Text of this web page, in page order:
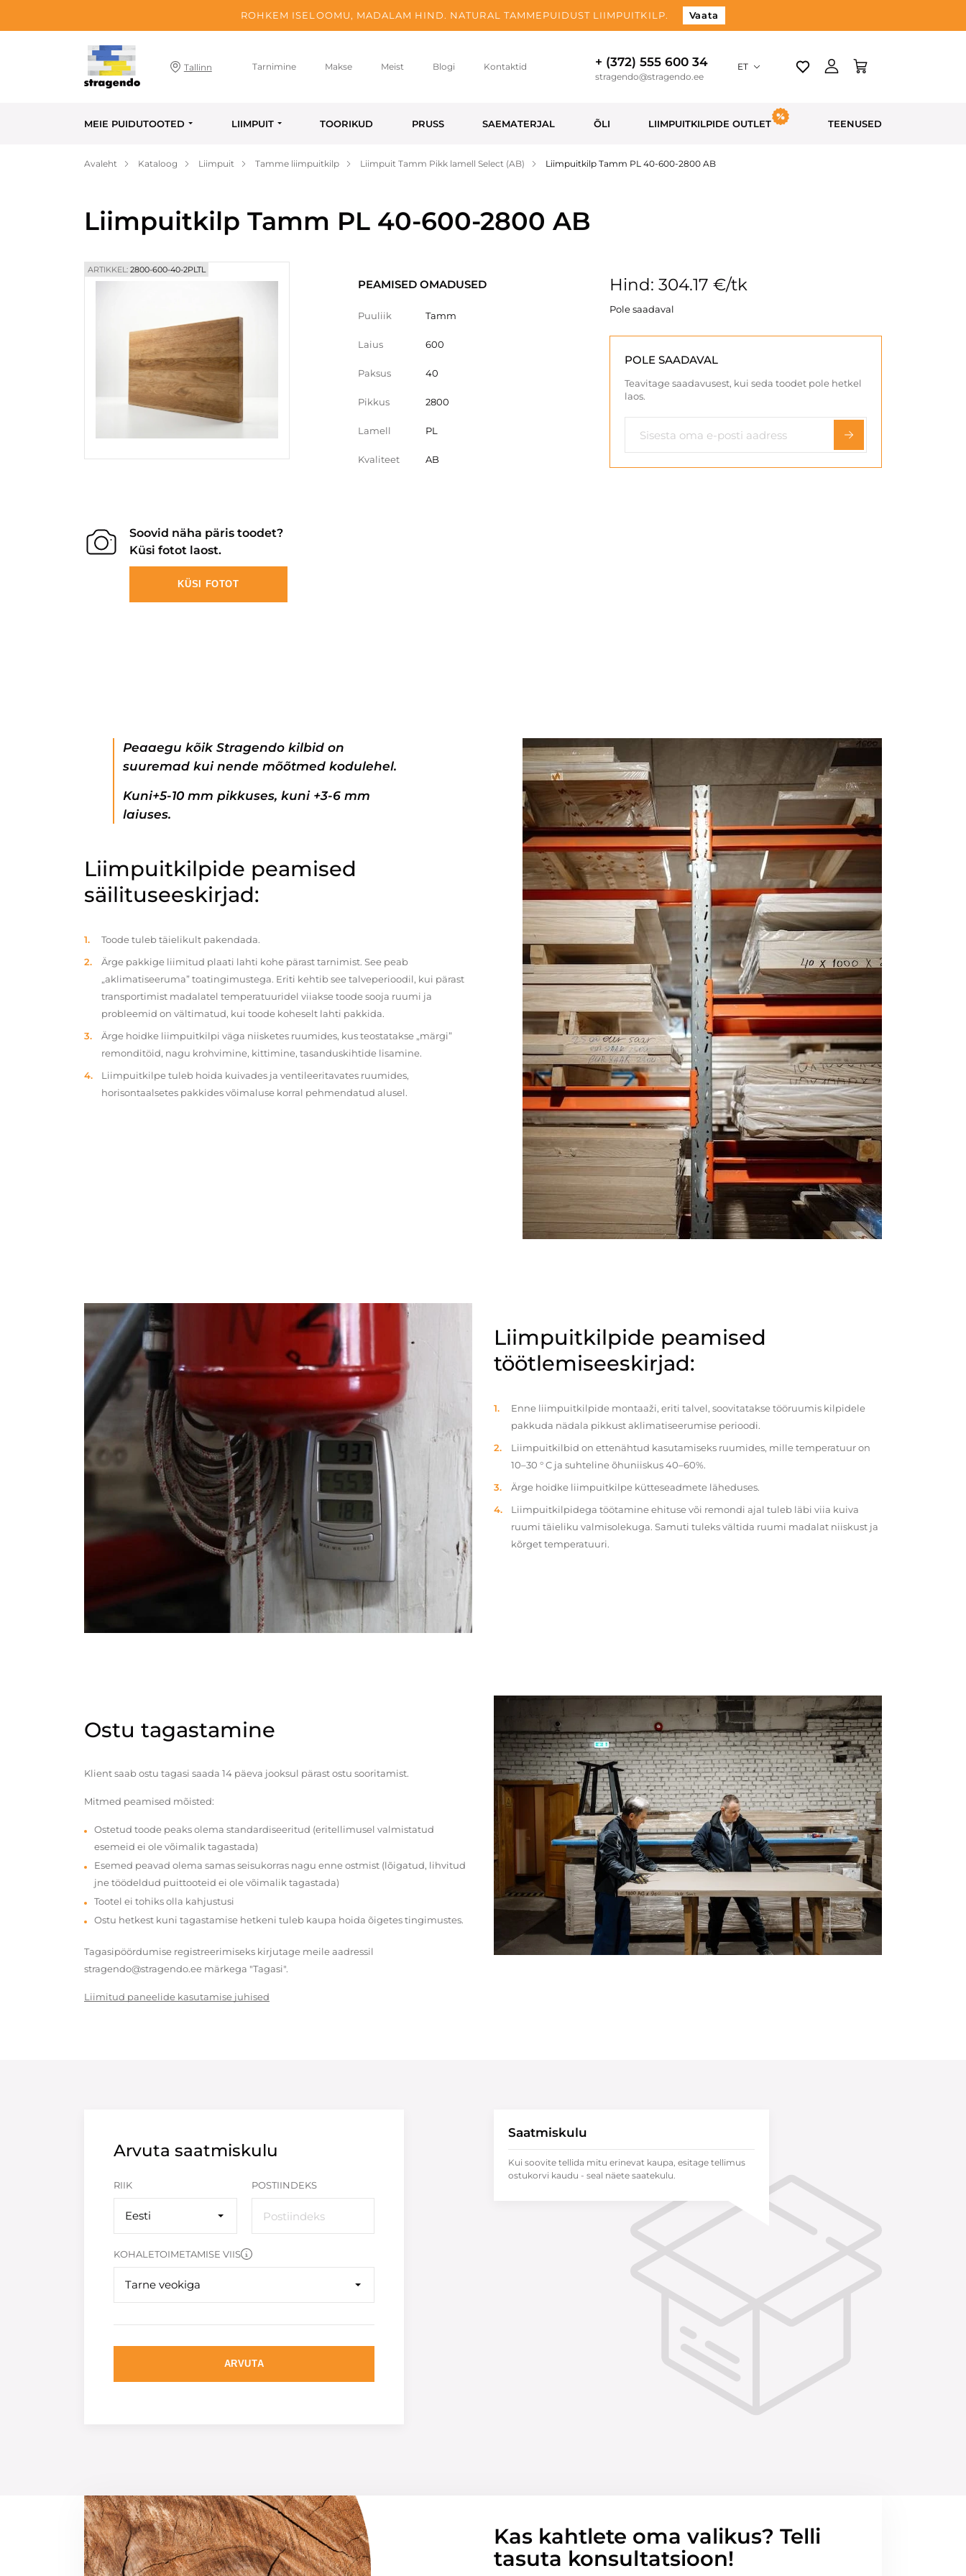
ROHKEM ISELOOMU, MADALAM HIND. NATURAL TAMMEPUIDUST LIIMPUITKILP. Vaata
Tallinn Tarnimine Makse Meist Blogi Kontaktid + (372) 555 600 34
stragendo@stragendo.ee
ET
MEIE PUIDUTOOTED LIIMPUIT TOORIKUD PRUSS SAEMATERJAL ÕLI LIIMPUITKILPIDE OUTLET TEENUSED
Avaleht Kataloog Liimpuit Tamme liimpuitkilp Liimpuit Tamm Pikk lamell Select (AB) Liimpuitkilp Tamm PL 40-600-2800 AB
Liimpuitkilp Tamm PL 40-600-2800 AB
ARTIKKEL: 2800-600-40-2PLTL
PEAMISED OMADUSED
Puuliik Tamm
Laius 600
Paksus 40
Pikkus 2800
Lamell PL
Kvaliteet AB
Hind: 304.17 €/tk
Pole saadaval
POLE SAADAVAL
Teavitage saadavusest, kui seda toodet pole hetkel
laos.
Soovid näha päris toodet?
Küsi fotot laost.
KÜSI FOTOT
Peaaegu kõik Stragendo kilbid on
suuremad kui nende mõõtmed kodulehel.
Kuni+5-10 mm pikkuses, kuni +3-6 mm
laiuses.
Liimpuitkilpide peamised
säilituseeskirjad:
Toode tuleb täielikult pakendada.
Ärge pakkige liimitud plaati lahti kohe pärast tarnimist. See peab
„aklimatiseeruma” toatingimustega. Eriti kehtib see talveperioodil, kui pärast
transportimist madalatel temperatuuridel viiakse toode sooja ruumi ja
probleemid on vältimatud, kui toode koheselt lahti pakkida.
Ärge hoidke liimpuitkilpi väga niisketes ruumides, kus teostatakse „märgi”
remonditöid, nagu krohvimine, kittimine, tasanduskihtide lisamine.
Liimpuitkilpe tuleb hoida kuivades ja ventileeritavates ruumides,
horisontaalsetes pakkides võimaluse korral pehmendatud alusel.
Liimpuitkilpide peamised
töötlemiseeskirjad:
Enne liimpuitkilpide montaaži, eriti talvel, soovitatakse tööruumis kilpidele
pakkuda nädala pikkust aklimatiseerumise perioodi.
Liimpuitkilbid on ettenähtud kasutamiseks ruumides, mille temperatuur on
10–30 ° C ja suhteline õhuniiskus 40–60%.
Ärge hoidke liimpuitkilpe kütteseadmete läheduses.
Liimpuitkilpidega töötamine ehituse või remondi ajal tuleb läbi viia kuiva
ruumi täieliku valmisolekuga. Samuti tuleks vältida ruumi madalat niiskust ja
kõrget temperatuuri.
Ostu tagastamine
Klient saab ostu tagasi saada 14 päeva jooksul pärast ostu sooritamist.
Mitmed peamised mõisted:
Ostetud toode peaks olema standardiseeritud (eritellimusel valmistatud
esemeid ei ole võimalik tagastada)
Esemed peavad olema samas seisukorras nagu enne ostmist (lõigatud, lihvitud
jne töödeldud puittooteid ei ole võimalik tagastada)
Tootel ei tohiks olla kahjustusi
Ostu hetkest kuni tagastamise hetkeni tuleb kaupa hoida õigetes tingimustes.
Tagasipöördumise registreerimiseks kirjutage meile aadressil
stragendo@stragendo.ee märkega "Tagasi".
Liimitud paneelide kasutamise juhised
Arvuta saatmiskulu
RIIK
Eesti
POSTIINDEKS
KOHALETOIMETAMISE VIIS
Tarne veokiga
ARVUTA
Saatmiskulu
Kui soovite tellida mitu erinevat kaupa, esitage tellimus
ostukorvi kaudu - seal näete saatekulu.
Kas kahtlete oma valikus? Telli
tasuta konsultatsioon!